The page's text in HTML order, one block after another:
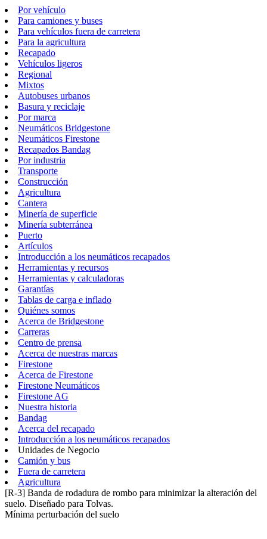
Por vehículo
Para camiones y buses
Para vehículos fuera de carretera
Para la agricultura
Recapado
Vehículos ligeros
Regional
Mixtos
Autobuses urbanos
Basura y reciclaje
Por marca
Neumáticos Bridgestone
Neumáticos Firestone
Recapados Bandag
Por industria
Transporte
Construcción
Agricultura
Cantera
Minería de superficie
Minería subterránea
Puerto
Artículos
Introducción a los neumáticos recapados
Herramientas y recursos
Herramientas y calculadoras
Garantías
Tablas de carga e inflado
Quiénes somos
Acerca de Bridgestone
Carreras
Centro de prensa
Acerca de nuestras marcas
Firestone
Acerca de Firestone
Firestone Neumáticos
Firestone AG
Nuestra historia
Bandag
Acerca del recapado
Introducción a los neumáticos recapados
Unidades de Negocio
Camión y bus
Fuera de carretera
Agricultura
[R-3] Banda de rodadura de rombo para minimizar la alteración del
suelo. Diseñado para Tolvas.
Mínima perturbación del suelo